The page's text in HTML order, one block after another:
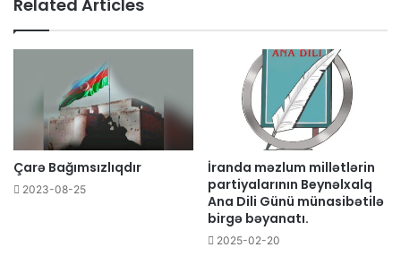
Related Articles
Çarə Bağımsızlıqdır
2023-08-25
İranda məzlum millətlərin
partiyalarının Beynəlxalq
Ana Dili Günü münasibətilə
birgə bəyanatı.
2025-02-20